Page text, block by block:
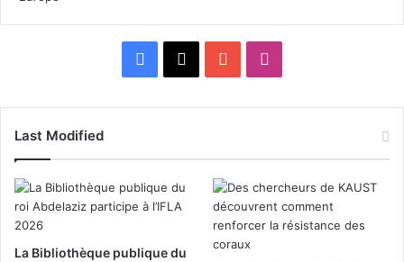
e
b
T
u
b
t
a
Last Modified
La Bibliothèque publique du